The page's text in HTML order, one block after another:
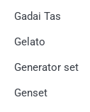
Gadai Tas
Gelato
Generator set
Genset